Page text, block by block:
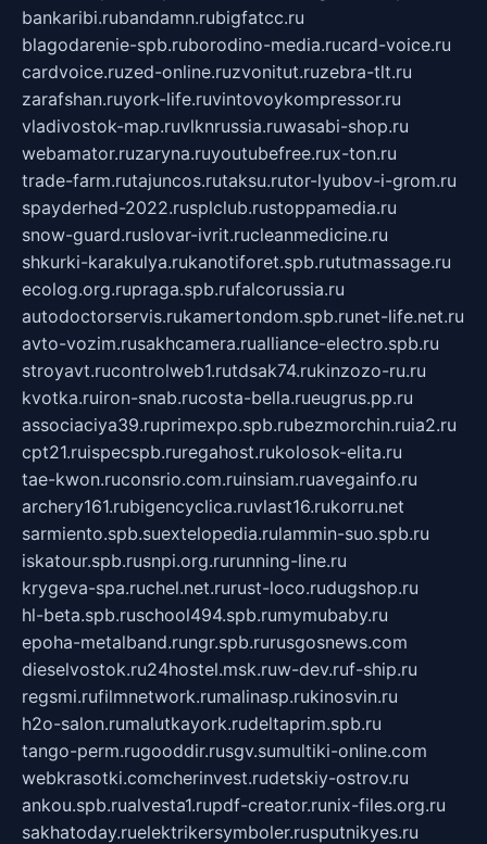
bankaribi.rubandamn.rubigfatcc.ru
blagodarenie-spb.ruborodino-media.rucard-voice.ru
cardvoice.ruzed-online.ruzvonitut.ruzebra-tlt.ru
zarafshan.ruyork-life.ruvintovoykompressor.ru
vladivostok-map.ruvlknrussia.ruwasabi-shop.ru
webamator.ruzaryna.ruyoutubefree.rux-ton.ru
trade-farm.rutajuncos.rutaksu.rutor-lyubov-i-grom.ru
spayderhed-2022.rusplclub.rustoppamedia.ru
snow-guard.ruslovar-ivrit.rucleanmedicine.ru
shkurki-karakulya.rukanotiforet.spb.rututmassage.ru
ecolog.org.rupraga.spb.rufalcorussia.ru
autodoctorservis.rukamertondom.spb.runet-life.net.ru
avto-vozim.rusakhcamera.rualliance-electro.spb.ru
stroyavt.rucontrolweb1.rutdsak74.rukinzozo-ru.ru
kvotka.ruiron-snab.rucosta-bella.rueugrus.pp.ru
associaciya39.ruprimexpo.spb.rubezmorchin.ruia2.ru
cpt21.ruispecspb.ruregahost.rukolosok-elita.ru
tae-kwon.ruconsrio.com.ruinsiam.ruavegainfo.ru
archery161.rubigencyclica.ruvlast16.rukorru.net
sarmiento.spb.suextelopedia.rulammin-suo.spb.ru
iskatour.spb.rusnpi.org.rurunning-line.ru
krygeva-spa.ruchel.net.rurust-loco.rudugshop.ru
hl-beta.spb.ruschool494.spb.rumymubaby.ru
epoha-metalband.rungr.spb.rurusgosnews.com
dieselvostok.ru24hostel.msk.ruw-dev.ruf-ship.ru
regsmi.rufilmnetwork.rumalinasp.rukinosvin.ru
h2o-salon.rumalutkayork.rudeltaprim.spb.ru
tango-perm.rugooddir.rusgv.sumultiki-online.com
webkrasotki.comcherinvest.rudetskiy-ostrov.ru
ankou.spb.rualvesta1.rupdf-creator.runix-files.org.ru
sakhatoday.ruelektrikersymboler.rusputnikyes.ru